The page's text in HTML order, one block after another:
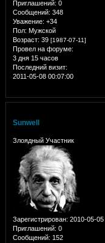
Приглашений: 0
Сообщений: 348
Уважение: +34
Пол: Мужской
Возраст: 39 [1987-07-11]
Провел на форуме:
3 дня 15 часов
Последний визит:
2011-05-08 00:07:00
Sunwell
Злоядный Участник
Зарегистрирован: 2010-05-05
Приглашений: 0
Сообщений: 152